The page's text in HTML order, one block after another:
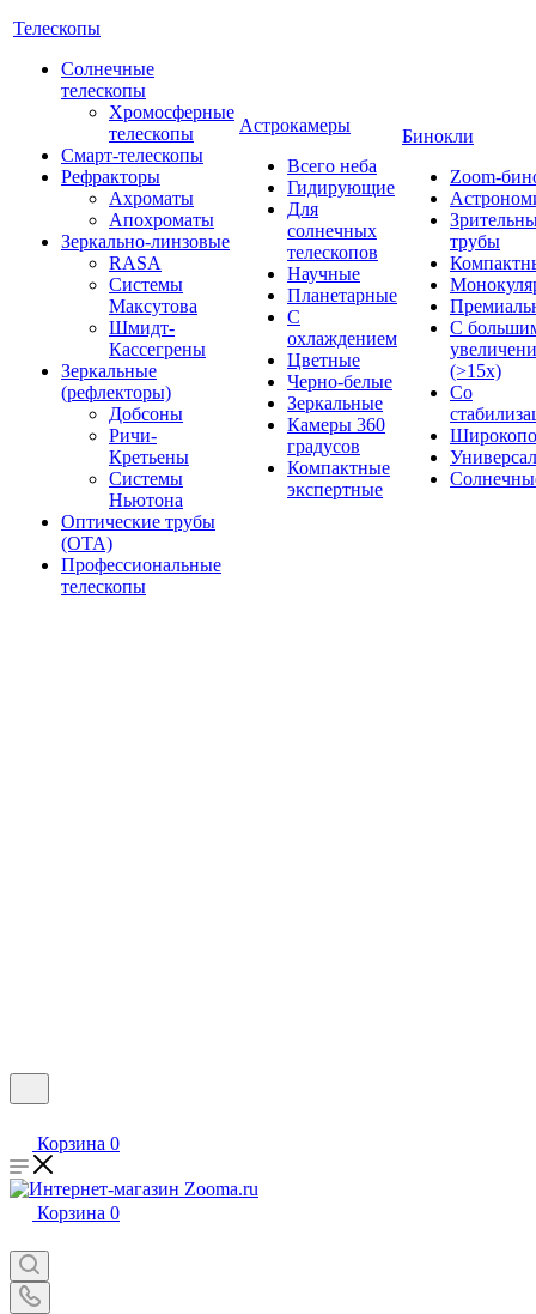
Телескопы
Солнечные
телескопы
Хромосферные
телескопы
Смарт-телескопы
Рефракторы
Ахроматы
Апохроматы
Зеркально-линзовые
RASA
Системы
Максутова
Шмидт-
Кассегрены
Зеркальные
(рефлекторы)
Добсоны
Ричи-
Кретьены
Системы
Ньютона
Оптические трубы
(OTA)
Профессиональные
телескопы
Астрокамеры
Всего неба
Гидирующие
Для
солнечных
телескопов
Научные
Планетарные
С
охлаждением
Цветные
Черно-белые
Зеркальные
Камеры 360
градусов
Компактные
экспертные
Бинокли
Zoom-
трубы
С
(>15x)
Со
Корзина 0
Корзина 0